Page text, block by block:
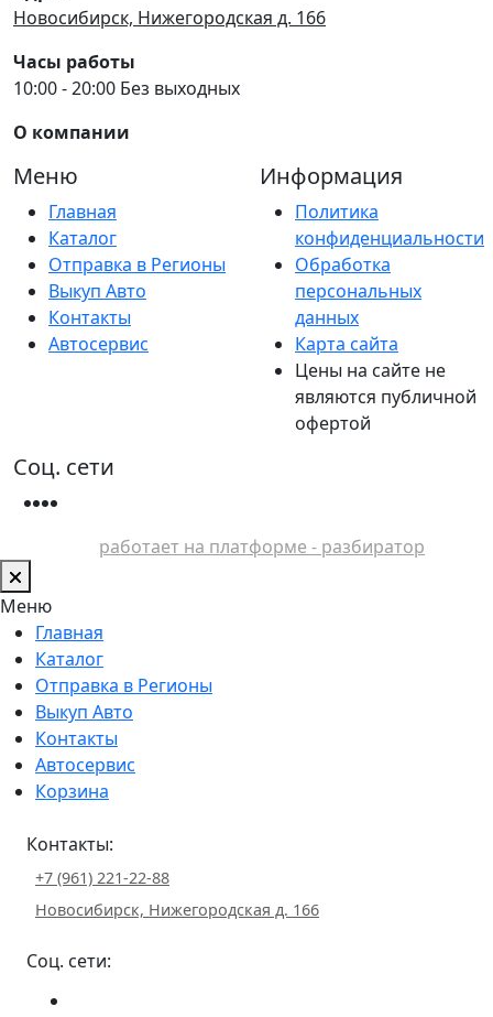
Новосибирск, Нижегородская д. 166
Часы работы
10:00 - 20:00 Без выходных
О компании
Меню
Главная
Каталог
Отправка в Регионы
Выкуп Авто
Контакты
Автосервис
Информация
Политика
конфиденциальности
Обработка
персональных
данных
Карта сайта
Цены на сайте не
являются публичной
офертой
Соц. сети
работает на платформе - разбиратор
Меню
Главная
Каталог
Отправка в Регионы
Выкуп Авто
Контакты
Автосервис
Корзина
Контакты:
+7 (961) 221-22-88
Новосибирск, Нижегородская д. 166
Соц. сети: